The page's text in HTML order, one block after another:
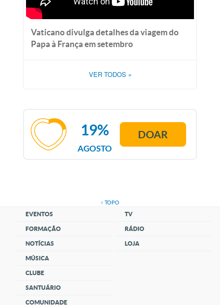
Vaticano divulga detalhes da viagem do
Papa à França em setembro
VER TODOS »
AGOSTO
19% DOAR
↑ TOPO
EVENTOS
FORMAÇÃO
NOTÍCIAS
MÚSICA
CLUBE
SANTUÁRIO
COMUNIDADE
TV
RÁDIO
LOJA